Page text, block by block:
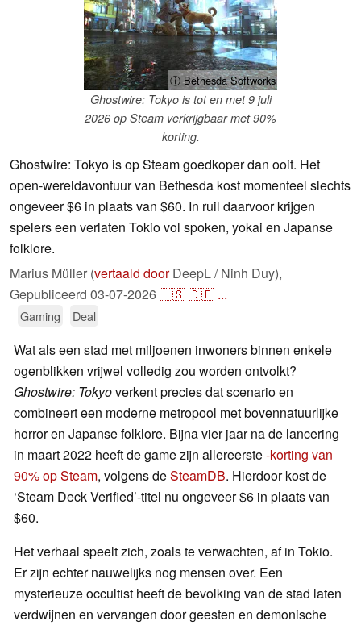
ⓘ Bethesda Softworks
Ghostwire: Tokyo is tot en met 9 juli
2026 op Steam verkrijgbaar met 90%
korting.
Ghostwire: Tokyo is op Steam goedkoper dan ooit. Het
open-wereldavontuur van Bethesda kost momenteel slechts
ongeveer $6 in plaats van $60. In ruil daarvoor krijgen
spelers een verlaten Tokio vol spoken, yokai en Japanse
folklore.
Marius Müller (vertaald doorDeepL / Ninh Duy),
Gepubliceerd 03-07-2026🇺🇸🇩🇪 ...
Gaming Deal
Wat als een stad met miljoenen inwoners binnen enkele
ogenblikken vrijwel volledig zou worden ontvolkt?
Ghostwire: Tokyoverkent precies dat scenario en
combineert een moderne metropool met bovennatuurlijke
horror en Japanse folklore. Bijna vier jaar na de lancering
in maart 2022 heeft de game zijn allereerste-korting van
90% op Steam, volgens deSteamDB. Hierdoor kost de
‘Steam Deck Verified’-titel nu ongeveer $6 in plaats van
$60.
Het verhaal speelt zich, zoals te verwachten, af in Tokio.
Er zijn echter nauwelijks nog mensen over. Een
mysterieuze occultist heeft de bevolking van de stad laten
verdwijnen en vervangen door geesten en demonische